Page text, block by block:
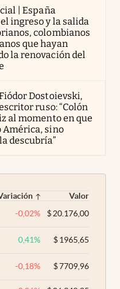
| España
ingreso y la salida
colombianos
que hayan
la renovación del
Dostoievski,
ruso: “Colón
al momento en que
América, sino
descubría”
Valor
-0,02% $20.176,00
0,41% $1965,65
-0,18% $7709,96